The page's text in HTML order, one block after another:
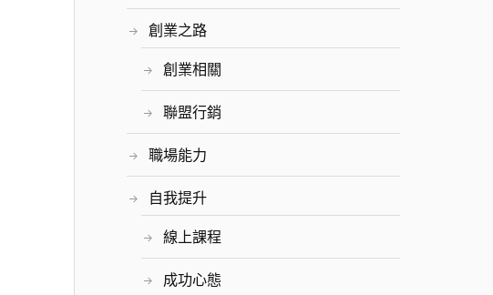
創業之路
創業相關
聯盟行銷
職場能力
自我提升
線上課程
成功心態